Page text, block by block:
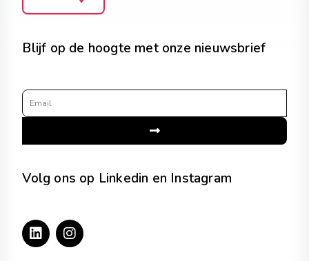
Blijf op de hoogte met onze nieuwsbrief
Email
Volg ons op Linkedin en Instagram
L
i
n
I
n
s